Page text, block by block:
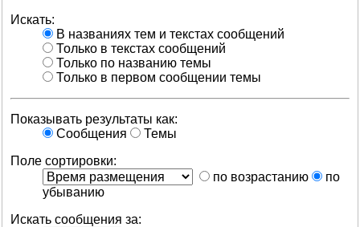
Искать:
В названиях тем и текстах сообщений
Только в текстах сообщений
Только по названию темы
Только в первом сообщении темы
Показывать результаты как:
Сообщения
Темы
Поле сортировки:
по возрастанию
по
убыванию
Искать сообщения за: